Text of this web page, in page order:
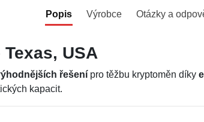
Popis Výrobce Otázky a
USA
řešenípro těžbu kryptoměn díky
kapacit.